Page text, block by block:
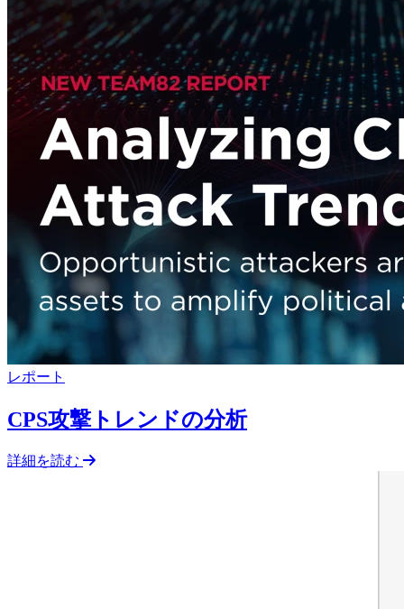
レポート
CPS攻撃トレンドの分析
詳細を読む